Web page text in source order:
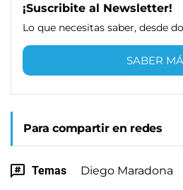
¡Suscribite al Newsletter!
Lo que necesitas saber, desde
SABER
Para compartir en redes
Temas Diego Maradona